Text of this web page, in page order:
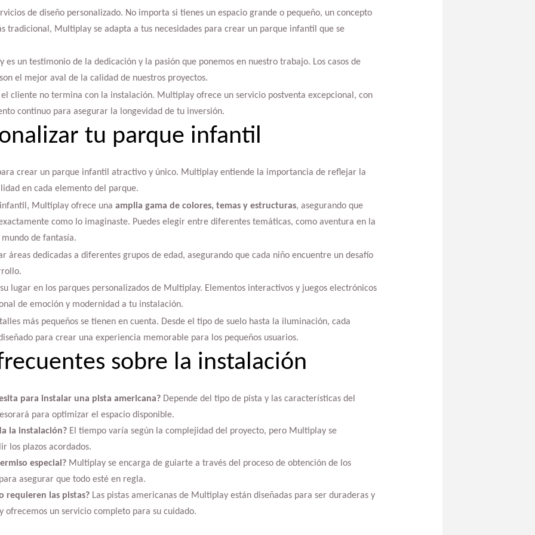
de diseño personalizado. No importa si tienes un espacio grande o pequeño, un concepto
tradicional, Multiplay se adapta a tus necesidades para crear un parque infantil que se
es un testimonio de la dedicación y la pasión que ponemos en nuestro trabajo. Los casos de
el mejor aval de la calidad de nuestros proyectos.
cliente no termina con la instalación. Multiplay ofrece un servicio postventa excepcional, con
continuo para asegurar la longevidad de tu inversión.
tu parque infantil
crear un parque infantil atractivo y único. Multiplay entiende la importancia de reflejar la
en cada elemento del parque.
Multiplay ofrece una amplia gama de colores, temas y estructuras, asegurando que
como lo imaginaste. Puedes elegir entre diferentes temáticas, como aventura en la
de fantasía.
áreas dedicadas a diferentes grupos de edad, asegurando que cada niño encuentre un desafío
lugar en los parques personalizados de Multiplay. Elementos interactivos y juegos electrónicos
de emoción y modernidad a tu instalación.
más pequeños se tienen en cuenta. Desde el tipo de suelo hasta la iluminación, cada
para crear una experiencia memorable para los pequeños usuarios.
sobre la instalación
para instalar una pista americana?Depende del tipo de pista y las características del
para optimizar el espacio disponible.
la instalación?El tiempo varía según la complejidad del proyecto, pero Multiplay se
los plazos acordados.
especial?Multiplay se encarga de guiarte a través del proceso de obtención de los
asegurar que todo esté en regla.
requieren las pistas?Las pistas americanas de Multiplay están diseñadas para ser duraderas y
ofrecemos un servicio completo para su cuidado.